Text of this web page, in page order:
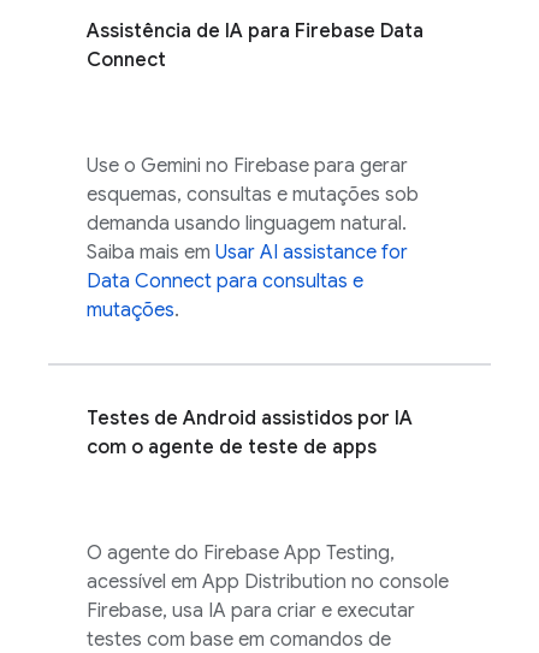
Assistência de IA para Firebase Data
Connect
Use o Gemini no Firebase para gerar
esquemas, consultas e mutações sob
demanda usando linguagem natural.
Saiba mais em Usar AI assistance for
Data Connect para consultas e
mutações.
Testes de Android assistidos por IA
com o agente de teste de apps
O agente do Firebase App Testing,
acessível em App Distribution no console
Firebase, usa IA para criar e executar
testes com base em comandos de